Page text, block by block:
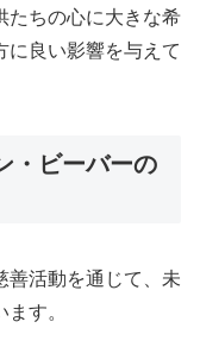
たちの心に大きな希
に良い影響を与えて
・ビーバーの
善活動を通じて、未
す。